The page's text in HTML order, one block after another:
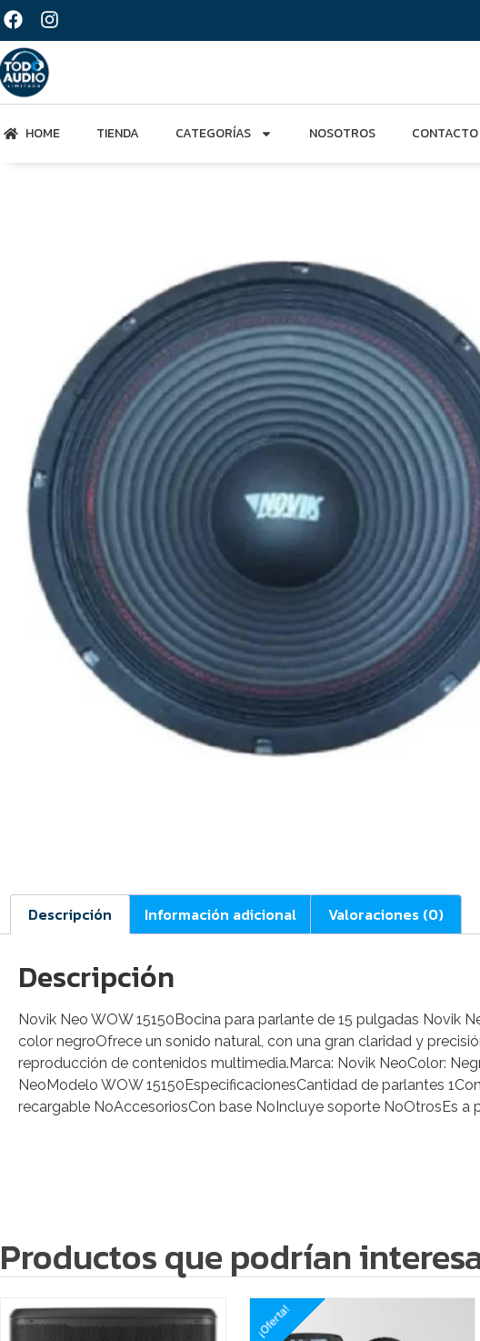
HOME TIENDA CATEGORÍAS NOSOTROS CONTACTO
Descripción Información adicional Valoraciones (0)
Descripción
Novik Neo WOW 15150Bocina para parlante de 15 pulgadas Novik
color negroOfrece un sonido natural, con una gran claridad y
reproducción de contenidos multimedia.Marca: Novik NeoColor:
NeoModelo WOW 15150EspecificacionesCantidad de parlantes
recargable NoAccesoriosCon base NoIncluye soporte NoOtrosEs a
Productos que podrían
¡Oferta!